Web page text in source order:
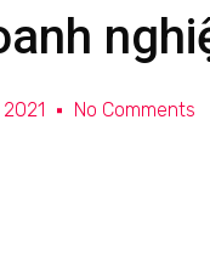
No Comments